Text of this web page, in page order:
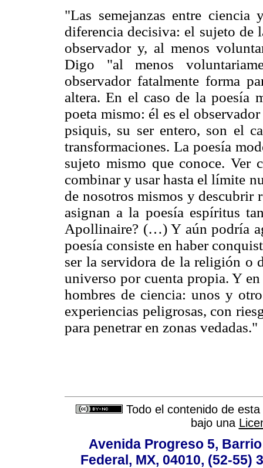
"Las semejanzas entre
diferencia decisiva: el sujeto de
observador y, al menos
Digo "al menos
observador fatalmente forma
altera. En el caso de la poesía
poeta mismo: él es el
psiquis, su ser entero, son el
transformaciones. La poesía
sujeto mismo que conoce. Ver
combinar y usar hasta el límite
de nosotros mismos y descubrir
asignan a la poesía espíritus
Apollinaire? (…) Y aún podría
poesía consiste en haber
ser la servidora de la religión o
universo por cuenta propia. Y
hombres de ciencia: unos y
experiencias peligrosas, con
para penetrar en zonas vedadas."
Todo el contenido de
bajo una
Avenida Progreso 5,
Federal, MX, 04010, (52-55)